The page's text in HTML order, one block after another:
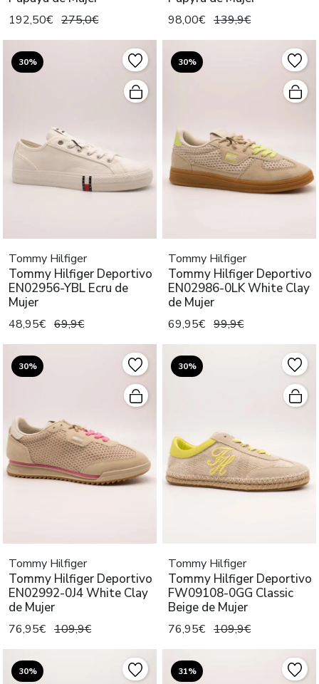
192,50€ 275,0€ 98,00€ 139,9€
30%
Tommy Hilfiger
Tommy Hilfiger Deportivo
EN02956-YBL Ecru de
Mujer
48,95€ 69,9€
30%
Tommy Hilfiger
Tommy Hilfiger Deportivo
EN02986-0LK White Clay
de Mujer
69,95€ 99,9€
30%
Tommy Hilfiger
Tommy Hilfiger Deportivo
EN02992-0J4 White Clay
de Mujer
76,95€ 109,9€
30%
Tommy Hilfiger
Tommy Hilfiger Deportivo
FW09108-0GG Classic
Beige de Mujer
76,95€ 109,9€
30% 31%